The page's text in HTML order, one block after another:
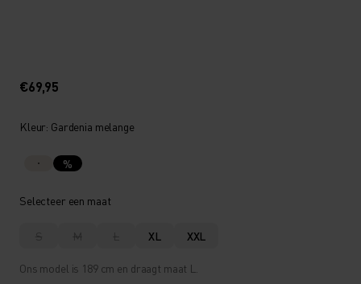
€69,95
Kleur: Gardenia melange
%
Selecteer een maat
S M L XL XXL
Ons model is 189 cm en draagt maat L.